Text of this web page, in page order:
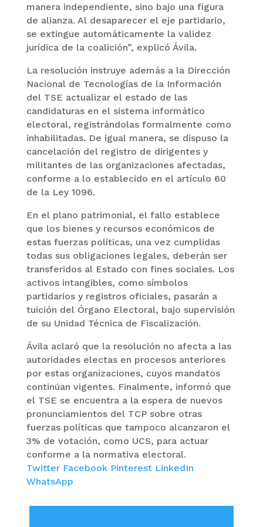
manera independiente, sino bajo una figura
de alianza. Al desaparecer el eje partidario,
se extingue automáticamente la validez
jurídica de la coalición”, explicó Ávila.
La resolución instruye además a la Dirección
Nacional de Tecnologías de la Información
del TSE actualizar el estado de las
candidaturas en el sistema informático
electoral, registrándolas formalmente como
inhabilitadas. De igual manera, se dispuso la
cancelación del registro de dirigentes y
militantes de las organizaciones afectadas,
conforme a lo establecido en el artículo 60
de la Ley 1096.
En el plano patrimonial, el fallo establece
que los bienes y recursos económicos de
estas fuerzas políticas, una vez cumplidas
todas sus obligaciones legales, deberán ser
transferidos al Estado con fines sociales. Los
activos intangibles, como símbolos
partidarios y registros oficiales, pasarán a
tuición del Órgano Electoral, bajo supervisión
de su Unidad Técnica de Fiscalización.
Ávila aclaró que la resolución no afecta a las
autoridades electas en procesos anteriores
por estas organizaciones, cuyos mandatos
continúan vigentes. Finalmente, informó que
el TSE se encuentra a la espera de nuevos
pronunciamientos del TCP sobre otras
fuerzas políticas que tampoco alcanzaron el
3% de votación, como UCS, para actuar
conforme a la normativa electoral.
Twitter Facebook Pinterest LinkedIn
WhatsApp